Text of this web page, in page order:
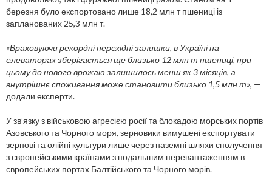
березня було експортовано лише 18,2 млн т пшениці із
запланованих 25,3 млн т.
«Враховуючи рекордні перехідні залишки, в Україні на
елеваторах зберігається ще близько 12 млн т пшениці, при
цьому до нового врожаю залишилось менш як 3 місяців, а
внутрішнє споживання може становити близько 1,5 млн т», —
додали експерти.
У зв’язку з військовою агресією росії та блокадою морських портів
Азовського та Чорного моря, зерновики вимушені експортувати
зернові та олійні культури лише через наземні шляхи сполучення
з європейськими країнами з подальшим перевантаженням в
європейських портах Балтійського та Чорного морів.